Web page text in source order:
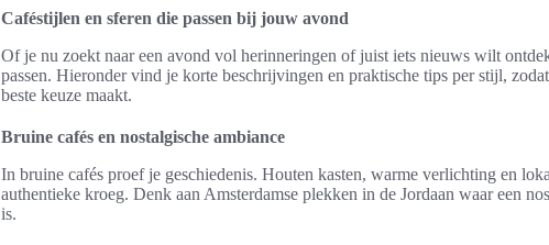
Caféstijlen en sferen die passen bij jouw avond
Of je nu zoekt naar een avond vol herinneringen of juist iets nieuws wilt
passen. Hieronder vind je korte beschrijvingen en praktische tips per stijl,
beste keuze maakt.
Bruine cafés en nostalgische ambiance
In bruine cafés proef je geschiedenis. Houten kasten, warme verlichting en
authentieke kroeg. Denk aan Amsterdamse plekken in de Jordaan waar een
is.